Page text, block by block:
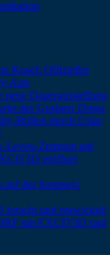
Kusel: Offizieller
App
Dauerausstellung
des Goslarer Doms
Brillen durch Uslar
Leven-Zentrum mit
eröffnet
auf der formnext
und entwickelt
mit EXCIT3D und